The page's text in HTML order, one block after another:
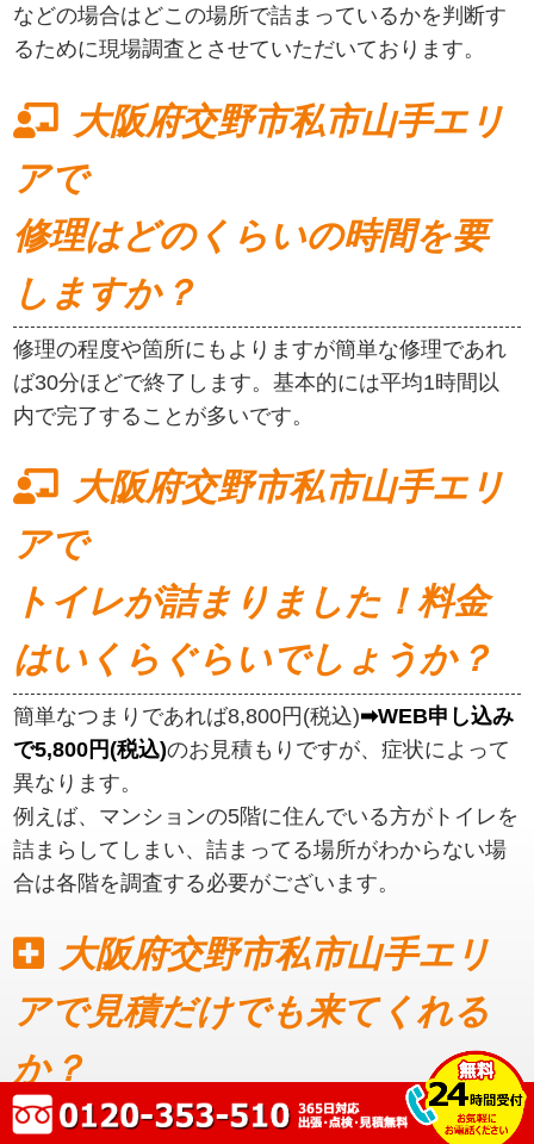
などの場合はどこの場所で詰まっているかを判断す
るために現場調査とさせていただいております。
大阪府交野市私市山手エリ
アで
修理はどのくらいの時間を要
しますか？
修理の程度や箇所にもよりますが簡単な修理であれ
ば30分ほどで終了します。基本的には平均1時間以
内で完了することが多いです。
大阪府交野市私市山手エリ
アで
トイレが詰まりました！料金
はいくらぐらいでしょうか？
簡単なつまりであれば8,800円(税込)➡WEB申し込み
で5,800円(税込)のお見積もりですが、症状によって
異なります。
例えば、マンションの5階に住んでいる方がトイレを
詰まらしてしまい、詰まってる場所がわからない場
合は各階を調査する必要がございます。
大阪府交野市私市山手エリ
アで見積だけでも来てくれる
か？
見積もりだけでも可能です。